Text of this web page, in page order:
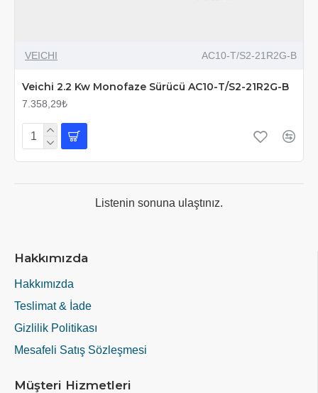
VEICHI AC10-T/S2-21R2G-B
Veichi 2.2 Kw Monofaze Sürücü AC10-T/S2-21R2G-B
7.358,29₺
Listenin sonuna ulaştınız.
Hakkımızda
Hakkımızda
Teslimat & İade
Gizlilik Politikası
Mesafeli Satış Sözleşmesi
Müşteri Hizmetleri